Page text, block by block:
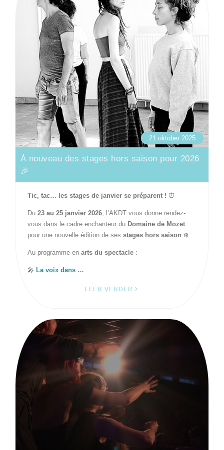
21 oktober 2025
À nouveau des stages hors saison pour 2026
🎉
Tic, tac… les stages de janvier se préparent ! ⏰
Du 23 au 25 janvier 2026 , l’AKDT vous donne rendez-
vous dans le cadre enchanteur du Domaine de Mozet
pour une nouvelle édition de ses stages hors saison ❄️
Au programme en arts du spectacle :
🎤 La voix dans …
LEER VERDER